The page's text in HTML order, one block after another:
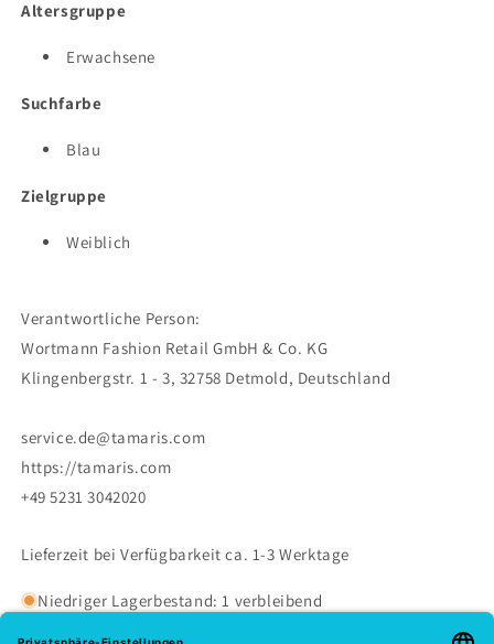
Altersgruppe
Erwachsene
Suchfarbe
Blau
Zielgruppe
Weiblich
Verantwortliche Person:
Wortmann Fashion Retail GmbH & Co. KG
Klingenbergstr. 1 - 3, 32758 Detmold, Deutschland
service.de@tamaris.com
https://tamaris.com
+49 5231 3042020
Lieferzeit bei Verfügbarkeit ca. 1-3 Werktage
Niedriger Lagerbestand: 1 verbleibend